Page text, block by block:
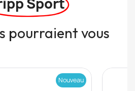
pourraient vous
Nouveau